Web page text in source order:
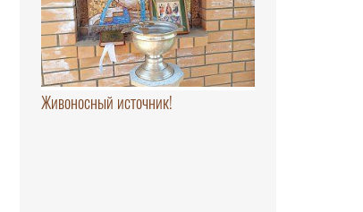
Живоносный источник!